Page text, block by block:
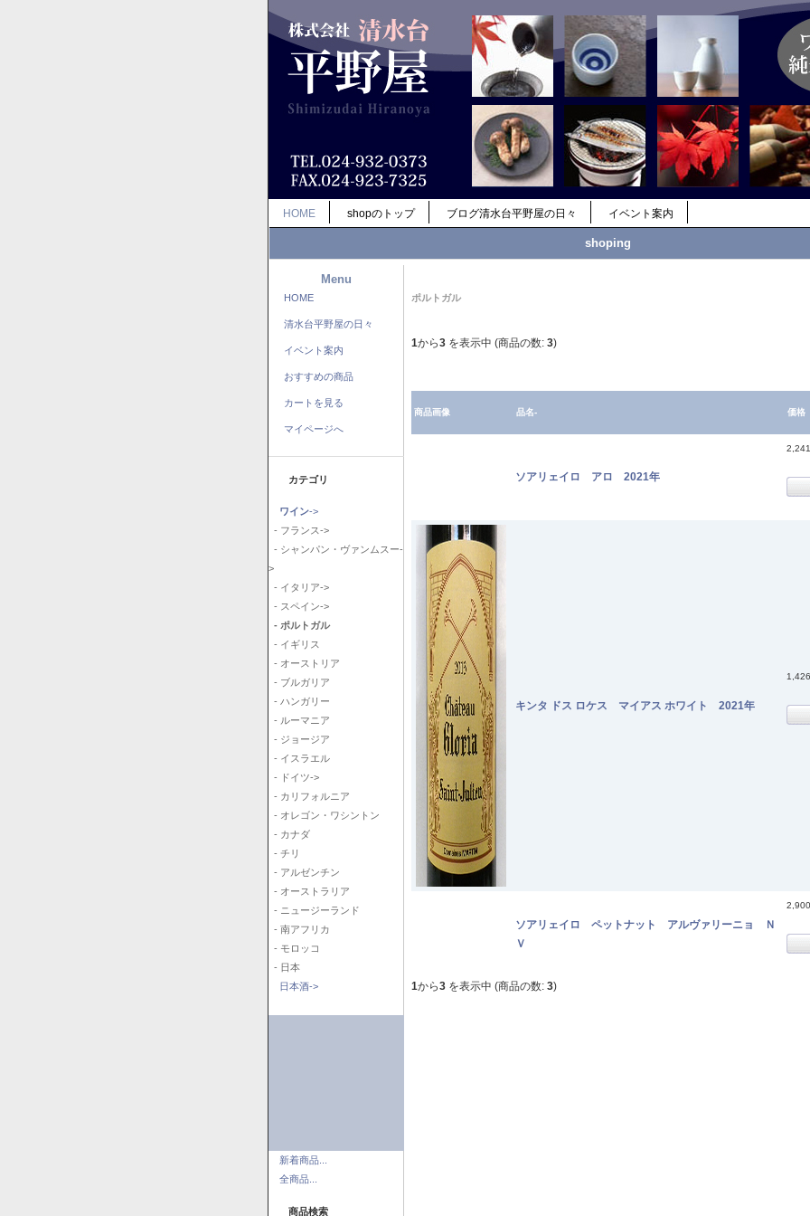
HOME shopのトップ ブログ清水台平野屋の日々 イベント案内
shoping
Menu
HOME
清水台平野屋の日々
イベント案内
おすすめの商品
カートを見る
マイページへ
カテゴリ
ワイン->
- フランス->
- シャンパン・ヴァンムスー-
>
- イタリア->
- スペイン->
- ポルトガル
- イギリス
- オーストリア
- ブルガリア
- ハンガリー
- ルーマニア
- ジョージア
- イスラエル
- ドイツ->
- カリフォルニア
- オレゴン・ワシントン
- カナダ
- チリ
- アルゼンチン
- オーストラリア
- ニュージーランド
- 南アフリカ
- モロッコ
- 日本
日本酒->
新着商品...
全商品...
商品検索
ポルトガル
1から3 を表示中 (商品の数: 3)
商品画像 品名- 価格
ソアリェイロ アロ 2021年
キンタ ドス ロケス マイアス ホワイト 2021年
ソアリェイロ ペットナット アルヴァリーニョ Ｎ
Ｖ
1から3 を表示中 (商品の数: 3)